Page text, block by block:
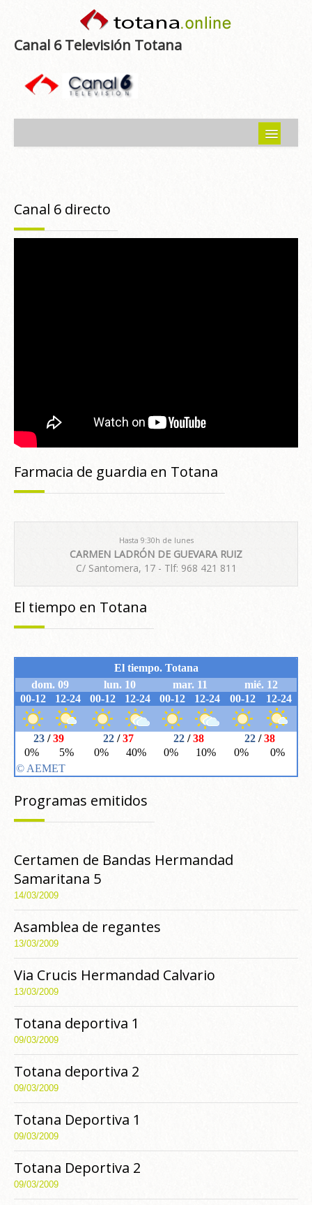
Canal 6 Televisión Totana
Programas emitidos
Programas emitidos
Certamen de Bandas Hermandad
Samaritana 5
14/03/2009
Asamblea de regantes
13/03/2009
Via Crucis Hermandad Calvario
13/03/2009
Totana deportiva 1
09/03/2009
Totana deportiva 2
09/03/2009
Totana Deportiva 1
09/03/2009
Totana Deportiva 2
09/03/2009
Canal 6 directo
Farmacia de guardia en Totana
Hasta 9:30h de lunes
CARMEN LADRÓN DE GUEVARA RUIZ
C/ Santomera, 17 - Tlf: 968 421 811
El tiempo en Totana